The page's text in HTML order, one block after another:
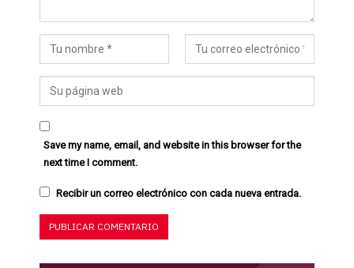
Save my name, email, and website in this browser for the
next time I comment.
Recibir un correo electrónico con cada nueva entrada.